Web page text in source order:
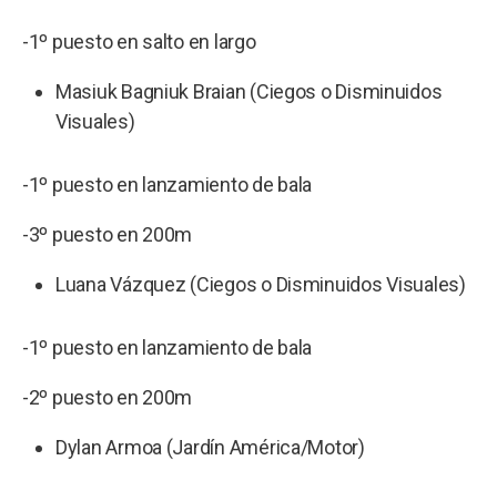
-1º puesto en salto en largo
Masiuk Bagniuk Braian (Ciegos o Disminuidos
Visuales)
-1º puesto en lanzamiento de bala
-3º puesto en 200m
Luana Vázquez (Ciegos o Disminuidos Visuales)
-1º puesto en lanzamiento de bala
-2º puesto en 200m
Dylan Armoa (Jardín América/Motor)